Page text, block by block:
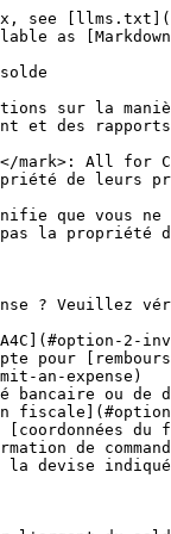
payés fournis au collectif**
* Un administrateur du collectif (quelqu'un de votre équipe) l'approuve.
* All for Climate examine la dépense soumise (confirme que la dépense répond aux exigences légales et fiscales, par ex. qu'il y a un reçu valide, une photo claire, que les montants correspondent, que la facture est légalement valide, etc.)
* Ils sont payés.

## ÉTAPE 1 : SOUMETTEZ VOS DÉPENSES

Tout membre du collectif qui a dépensé de l'argent peut soumettre une dépense sur la page du collectif en téléchargeant un reçu ou une facture comme preuve de paiement.&#x20;

<figure><img src="/files/9650189134d1811aaf37e427f5b6f9edbe9e3edf" alt=""><figcaption></figcaption></figure>

### Option 1 : Reçus/remboursements 🛒

Les reçus concernent les achats que vous faites pour la communauté et pour lesquels vous devez être remboursé. Pensez aux courses, à l'impression de tracts, à la